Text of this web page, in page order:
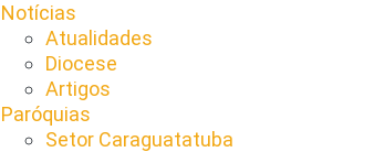
Notícias
Atualidades
Diocese
Artigos
Paróquias
Setor Caraguatatuba